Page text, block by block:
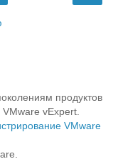
продуктов
VMware vExpert.
VMware